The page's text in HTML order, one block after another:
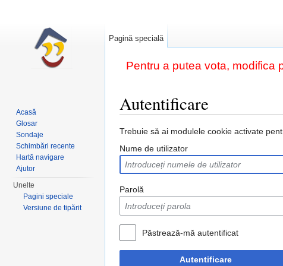
Pentru a putea vota, modifica
Autentificare
Trebuie să ai modulele cookie activate
Nume de utilizator
Parolă
Păstrează-mă autentificat
Autentificare
Pagină specială
Acasă
Glosar
Sondaje
Schimbări recente
Hartă navigare
Ajutor
Unelte
Pagini speciale
Versiune de tipărit